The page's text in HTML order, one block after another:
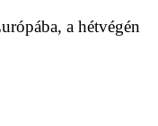
a hétvégén